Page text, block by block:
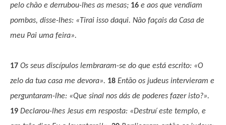
pelo chão e derrubou-lhes as mesas; 16 e aos que vendiam
pombas, disse-lhes: «Tirai isso daqui. Não façais da Casa de
meu Pai uma feira».
17 Os seus discípulos lembraram-se do que está escrito: «O
zelo da tua casa me devora». 18 Então os judeus intervieram e
perguntaram-lhe: «Que sinal nos dás de poderes fazer isto?».
19 Declarou-lhes Jesus em resposta: «Destruí este templo, e